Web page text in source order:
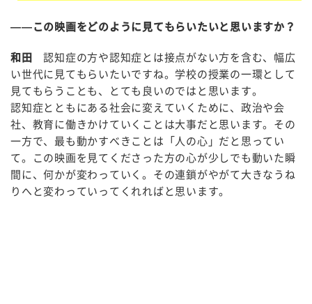
——この映画をどのように見てもらいたいと思いますか？
和田 認知症の方や認知症とは接点がない方を含む、幅広
い世代に見てもらいたいですね。学校の授業の一環として
見てもらうことも、とても良いのではと思います。
認知症とともにある社会に変えていくために、政治や会
社、教育に働きかけていくことは大事だと思います。その
一方で、最も動かすべきことは「人の心」だと思ってい
て。この映画を見てくださった方の心が少しでも動いた瞬
間に、何かが変わっていく。その連鎖がやがて大きなうね
りへと変わっていってくれればと思います。